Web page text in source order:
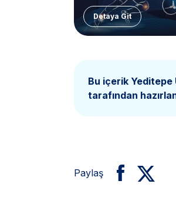
Detaya Git
Bu içerik
tarafından
Paylaş